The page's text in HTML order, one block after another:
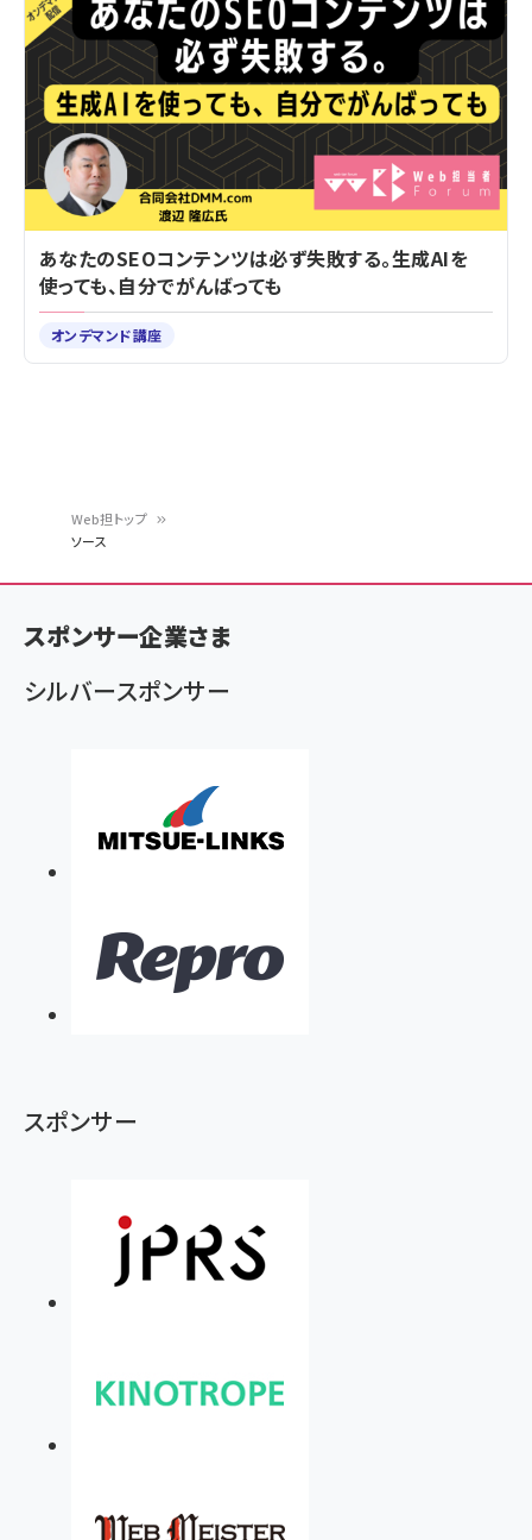
く
ず
Web担トップ
ソース
あなたのSEOコンテンツは必ず失敗する。生成AIを
使っても、自分でがんばっても
オンデマンド講座
スポンサー企業さま
シルバースポンサー
スポンサー